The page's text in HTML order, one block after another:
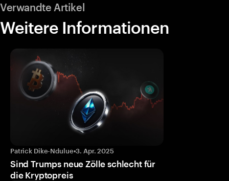
Verwandte Artikel
Weitere Informationen
Patrick Dike-Ndulue•3. Apr. 2025
Sind Trumps neue Zölle schlecht für
die Kryptopreis